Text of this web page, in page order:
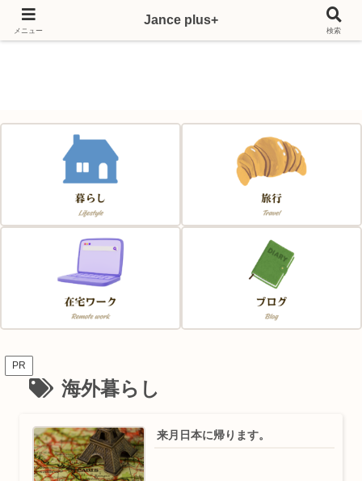
Japan & France & Chance～フランス移住応援サイト～
PR
海外暮らし
来月日本に帰ります。
メニュー
Jance plus+
検索